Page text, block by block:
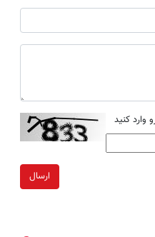
وارد کنید
ارسال